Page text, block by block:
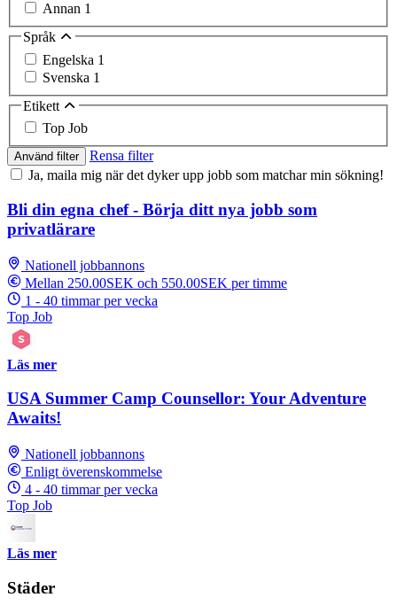
Annan 1
Språk
Engelska 1
Svenska 1
Etikett
Top Job
Använd filter
Rensa filter
Ja, maila mig när det dyker upp jobb som matchar min sökning!
Bli din egna chef - Börja ditt nya jobb som
privatlärare
Nationell jobbannons
Mellan 250.00SEK och 550.00SEK per timme
1 - 40 timmar per vecka
Top Job
Läs mer
USA Summer Camp Counsellor: Your Adventure
Awaits!
Nationell jobbannons
Enligt överenskommelse
4 - 40 timmar per vecka
Top Job
Läs mer
Städer